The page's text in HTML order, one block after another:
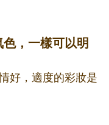
，一樣可以明
好，適度的彩妝是